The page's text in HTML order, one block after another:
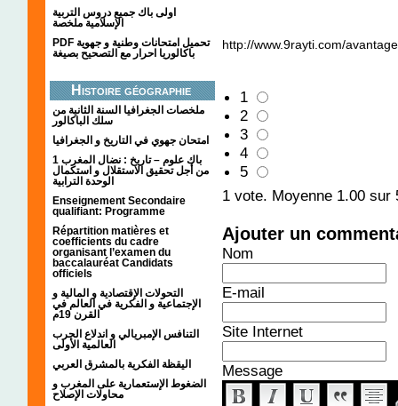
اولى باك جميع دروس التربية
الإسلامية ملخصة
PDF تحميل امتحانات وطنية و جهوية
باكالوريا احرار مع التصحيح بصيغة
Histoire géographie
ملخصات الجغرافيا السنة الثانية من
سلك الباكالور
امتحان جهوي في التاريخ و الجغرافيا
1 باك علوم – تاريخ : نضال المغرب
من أجل تحقيق الاستقلال و استكمال
الوحدة الترابية
Enseignement Secondaire
qualifiant: Programme
Répartition matières et
coefficients du cadre
organisant l’examen du
baccalauréat Candidats
officiels
التحولات الإقتصادية و المالية و
الإجتماعية و الفكرية في العالم في
القرن 19م
التنافس الإمبريالي و اندلاع الحرب
العالمية الأولى
اليقظة الفكرية بالمشرق العربي
الضغوط الإستعمارية على المغرب و
محاولات الإصلاح
http://www.9rayti.com/
1
2
3
4
5
1 vote. Moyenne 1.00 sur
Ajouter un
Nom
E-mail
Site Internet
Message